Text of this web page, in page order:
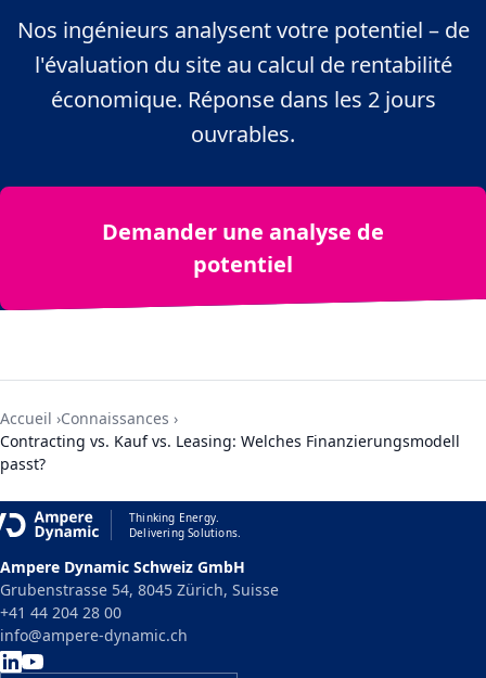
Nos ingénieurs analysent votre potentiel – de
l'évaluation du site au calcul de rentabilité
économique. Réponse dans les 2 jours
ouvrables.
Demander une analyse de
potentiel
Accueil Connaissances
Contracting vs. Kauf vs. Leasing: Welches Finanzierungsmodell
passt?
Thinking Energy.
Delivering Solutions.
Ampere Dynamic Schweiz GmbH
Grubenstrasse 54, 8045 Zürich, Suisse
+41 44 204 28 00
info@ampere-dynamic.ch